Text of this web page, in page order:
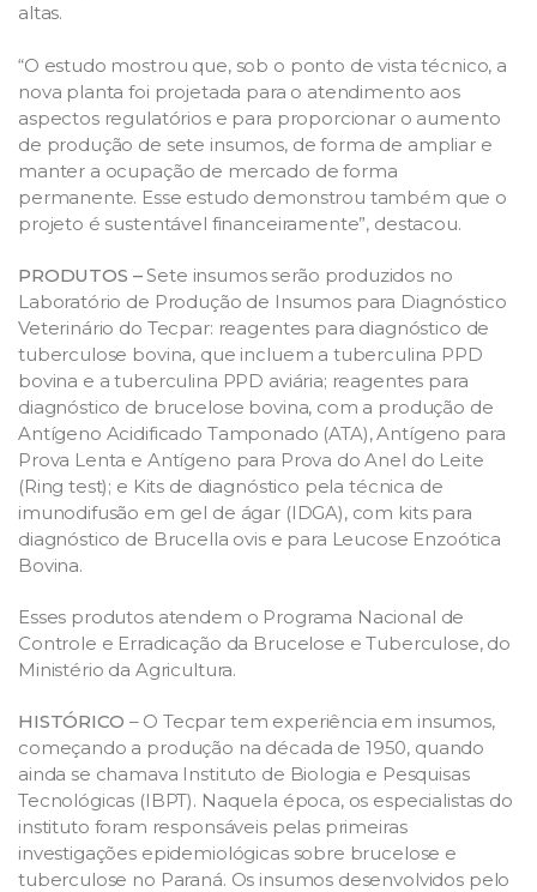
altas.
“O estudo mostrou que, sob o ponto de vista técnico, a
nova planta foi projetada para o atendimento aos
aspectos regulatórios e para proporcionar o aumento
de produção de sete insumos, de forma de ampliar e
manter a ocupação de mercado de forma
permanente. Esse estudo demonstrou também que o
projeto é sustentável financeiramente”, destacou.
PRODUTOS –Sete insumos serão produzidos no
Laboratório de Produção de Insumos para Diagnóstico
Veterinário do Tecpar: reagentes para diagnóstico de
tuberculose bovina, que incluem a tuberculina PPD
bovina e a tuberculina PPD aviária; reagentes para
diagnóstico de brucelose bovina, com a produção de
Antígeno Acidificado Tamponado (ATA), Antígeno para
Prova Lenta e Antígeno para Prova do Anel do Leite
(Ring test); e Kits de diagnóstico pela técnica de
imunodifusão em gel de ágar (IDGA), com kits para
diagnóstico de Brucella ovis e para Leucose Enzoótica
Bovina.
Esses produtos atendem o Programa Nacional de
Controle e Erradicação da Brucelose e Tuberculose, do
Ministério da Agricultura.
HISTÓRICO – O Tecpar tem experiência em insumos,
começando a produção na década de 1950, quando
ainda se chamava Instituto de Biologia e Pesquisas
Tecnológicas (IBPT). Naquela época, os especialistas do
instituto foram responsáveis pelas primeiras
investigações epidemiológicas sobre brucelose e
tuberculose no Paraná. Os insumos desenvolvidos pelo